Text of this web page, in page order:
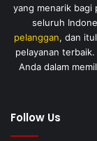
yang menarik bagi
seluruh
pelanggan, dan
pelayanan
Anda dalam
Follow Us